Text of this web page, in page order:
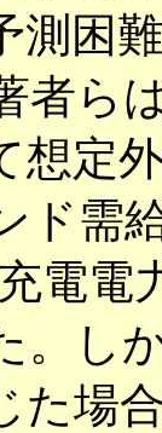
測困
者ら
想定
ド需
電電
。し
た場